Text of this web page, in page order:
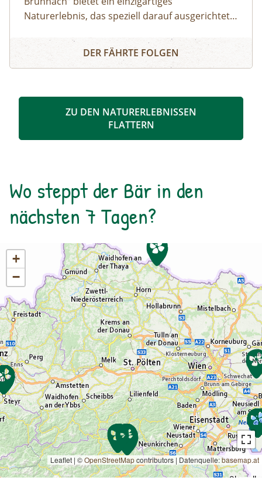
Naturerlebnis, das speziell darauf ausgerichtet
Mobilitätseinschränkungen oder Familien mit
Kinderwägen die Schönheit der Alm
Ranger: in erkunden Sie diesen Weg und
Barrierefreies Naturerlebnis "Bergpromenade Brunnach"
DER FÄHRTE FOLGEN
ZU DEN NATURERLEBNISSEN
FLATTERN
Wo steppt der Bär in den
nächsten 7 Tagen?
+
−
Leaflet | ©OpenStreetMapcontributors | Datenquelle:basemap.at